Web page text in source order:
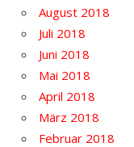
August 2018
Juli 2018
Juni 2018
Mai 2018
April 2018
März 2018
Februar 2018